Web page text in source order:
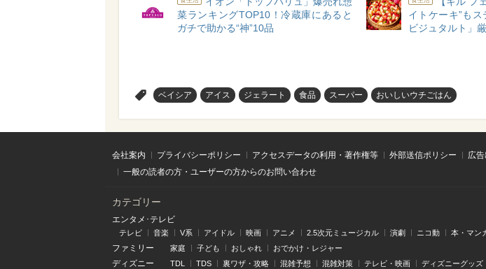
菜ランキングTOP10！冷蔵庫にあると
ガチで助かる“神”10品
イトケーキ”も
ビジュタルト」
ベイシア アイス ジェラート 食品 スーパー おいしいウチごはん
会社案内 プライバシーポリシー アクセスデータの利用・著作権等 外部送信ポリシー
広
一般の読者の方・ユーザーの方からのお問い合わせ
カテゴリー
エンタメ･テレビ
テレビ 音楽 V系 アイドル 映画 アニメ 2.5次元ミュージカル 演劇 ニコ動 本・マン
ファミリー 家庭 子ども おしゃれ おでかけ・レジャー
ディズニー TDL TDS 裏ワザ・攻略 混雑予想 混雑対策 テレビ・映画 ディズニーグッズ